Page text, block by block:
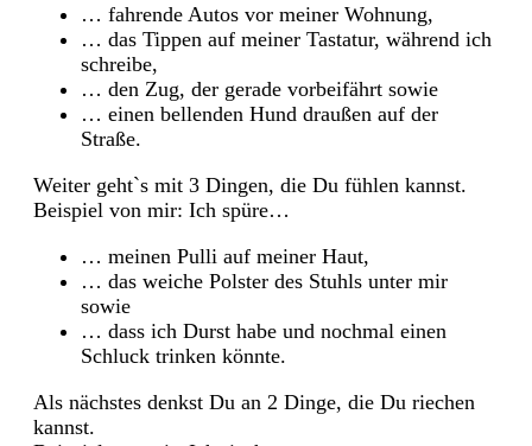
… fahrende Autos vor meiner Wohnung,
… das Tippen auf meiner Tastatur, während ich
schreibe,
… den Zug, der gerade vorbeifährt sowie
… einen bellenden Hund draußen auf der
Straße.
Weiter geht`s mit 3 Dingen, die Du fühlen kannst.
Beispiel von mir: Ich spüre…
… meinen Pulli auf meiner Haut,
… das weiche Polster des Stuhls unter mir
sowie
… dass ich Durst habe und nochmal einen
Schluck trinken könnte.
Als nächstes denkst Du an 2 Dinge, die Du riechen
kannst.